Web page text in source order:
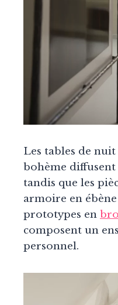
Les tables de nuit
bohème
tandis que les
armoire en ébène
prototypes en
composent un
personnel.